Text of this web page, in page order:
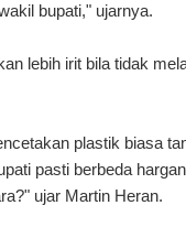
bupati," ujarnya.
lebih irit bila tidak
plastik biasa
pasti berbeda
ujar Martin Heran.